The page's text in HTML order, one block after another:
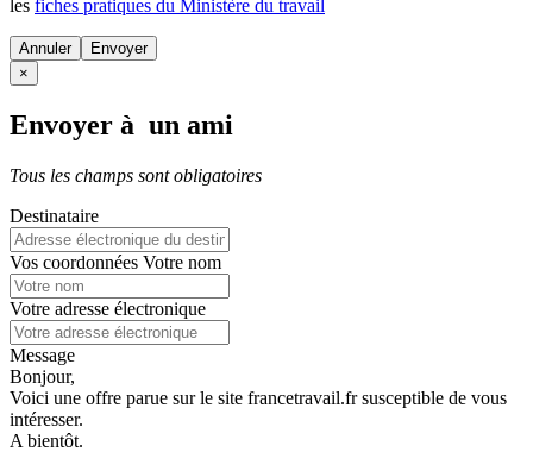
les fiches pratiques du Ministère du travail
Annuler
×
Envoyer à un ami
Tous les champs sont obligatoires
Destinataire
Vos coordonnées Votre nom
Votre adresse électronique
Message
Bonjour,
Voici une offre parue sur le site francetravail.fr susceptible de vous
intéresser.
A bientôt.